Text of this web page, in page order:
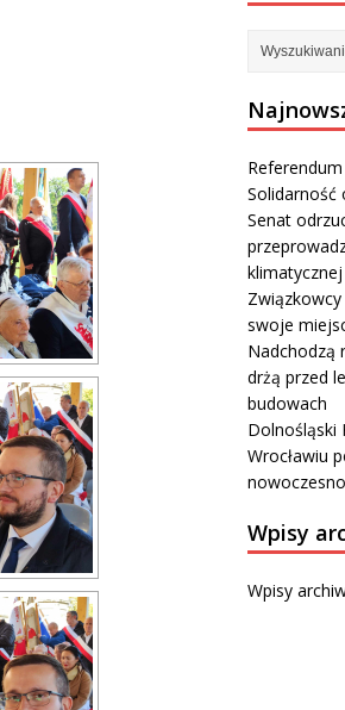
Solidarność
Senat
klimatycznej
swoje
Nadchodzą
drżą przed
budowach
Dolnośląski
Wrocławiu
Wpisy
Wpisy